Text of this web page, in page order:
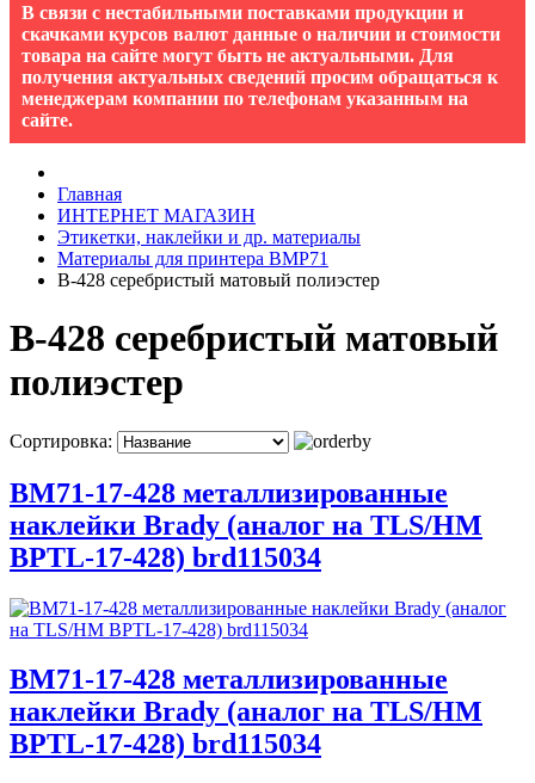
В связи с нестабильными поставками продукции и
скачками курсов валют данные о наличии и стоимости
товара на сайте могут быть не актуальными. Для
получения актуальных сведений просим обращаться к
менеджерам компании по телефонам указанным на
сайте.
Главная
ИНТЕРНЕТ МАГАЗИН
Этикетки, наклейки и др. материалы
Материалы для принтера BMP71
B-428 серебристый матовый полиэстер
B-428 серебристый матовый
полиэстер
Сортировка:
BM71-17-428 металлизированные
наклейки Brady (аналог на TLS/HM
BPTL-17-428) brd115034
BM71-17-428 металлизированные
наклейки Brady (аналог на TLS/HM
BPTL-17-428) brd115034